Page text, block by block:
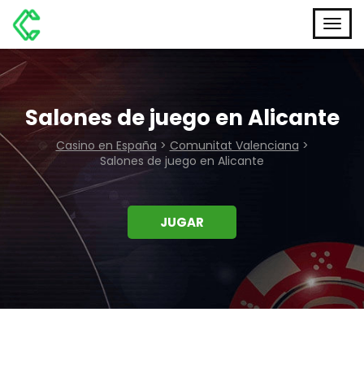
Salones de juego en Alicante
Casino en España > Comunitat Valenciana >
Salones de juego en Alicante
JUGAR